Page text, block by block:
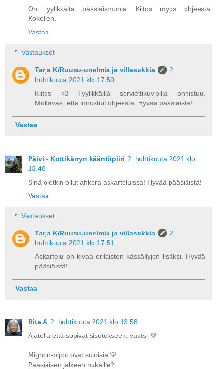
On tyylikkäitä pääsiäismunia. Kiitos myös ohjeesta.
Kokeilen.
Vastaa
Vastaukset
Tarja K/Ruusu-unelmia ja villasukkia
2.
huhtikuuta 2021 klo 17.50
Kiitos <3 Tyylikkäillä serviettikuvipilla onnistuu.
Mukavaa, että innostuit ohjeesta. Hyvää pääsiäistä!
Vastaa
Päivi - Kottikärryn kääntöpiiri 2. huhtikuuta 2021 klo
13.48
Sinä oletkin ollut ahkera askarteluissa! Hyvää pääsiäistä!
Vastaa
Vastaukset
Tarja K/Ruusu-unelmia ja villasukkia
2.
huhtikuuta 2021 klo 17.51
Askartelu on kivaa erilaisten kässäilyjen lisäksi. Hyvää
pääsiäistä!
Vastaa
Rita A 2. huhtikuuta 2021 klo 13.58
Ajatella että sopivat sisutukseen, vautsi 💜
Mignon-pipot ovat suloisia 💛
Pääsiäisen jälkeen nukeille?